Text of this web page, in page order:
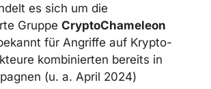
es sich um die
Gruppe CryptoChameleon
für Angriffe auf Krypto-
kombinierten bereits in
(u. a. April 2024)